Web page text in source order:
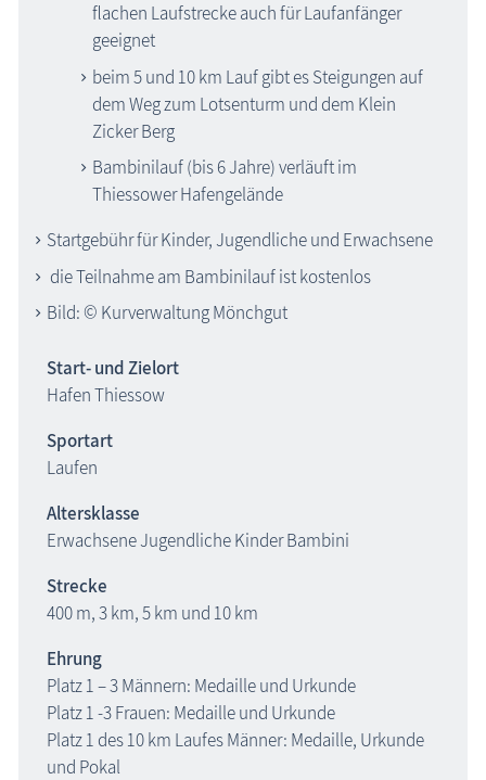
flachen Laufstrecke auch für Laufanfänger
geeignet
beim 5 und 10 km Lauf gibt es Steigungen auf
dem Weg zum Lotsenturm und dem Klein
Zicker Berg
Bambinilauf (bis 6 Jahre) verläuft im
Thiessower Hafengelände
Startgebühr für Kinder, Jugendliche und Erwachsene
die Teilnahme am Bambinilauf ist kostenlos
Bild: © Kurverwaltung Mönchgut
Start- und Zielort
Hafen Thiessow
Sportart
Laufen
Altersklasse
Erwachsene Jugendliche Kinder Bambini
Strecke
400 m, 3 km, 5 km und 10 km
Ehrung
Platz 1 – 3 Männern: Medaille und Urkunde
Platz 1 -3 Frauen: Medaille und Urkunde
Platz 1 des 10 km Laufes Männer: Medaille, Urkunde
und Pokal